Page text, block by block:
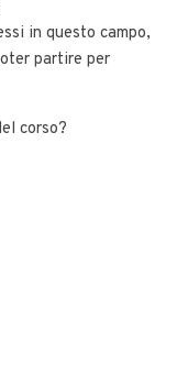
in questo campo,
partire per
corso?